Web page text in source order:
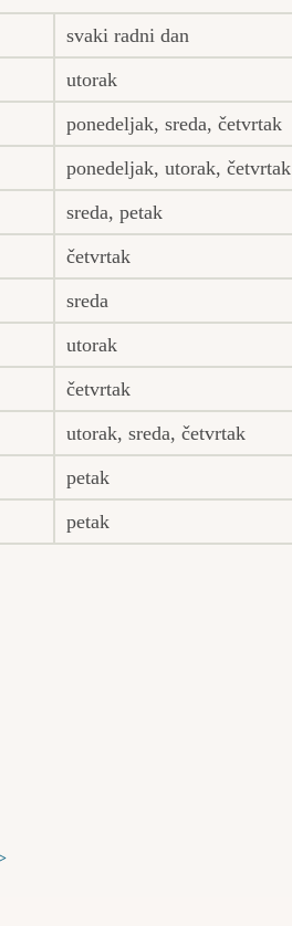
svaki radni dan
utorak
ponedeljak, sreda, četvrtak
ponedeljak, utorak, četvrtak
sreda, petak
četvrtak
sreda
utorak
četvrtak
utorak, sreda, četvrtak
petak
petak